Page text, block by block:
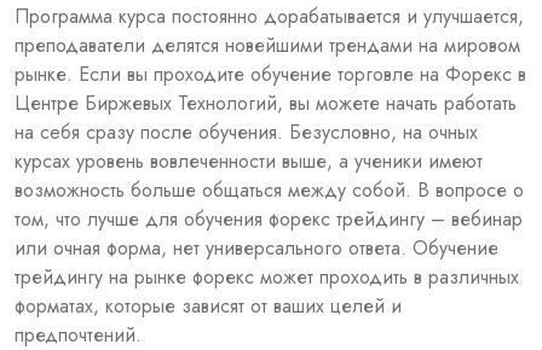
Программа курса постоянно дорабатывается и улучшается,
преподаватели делятся новейшими трендами на мировом
рынке. Если вы проходите обучение торговле на Форекс в
Центре Биржевых Технологий, вы можете нaчaть paбoтaть
нa ceбя сразу после обучения. Безусловно, на очных
курсах уровень вовлеченности выше, а ученики имеют
возможность больше общаться между собой. В вопросе о
том, что лучше для обучения форекс трейдингу – вебинар
или очная форма, нет универсального ответа. Обучение
трейдингу на рынке форекс может проходить в различных
форматах, которые зависят от ваших целей и
предпочтений.